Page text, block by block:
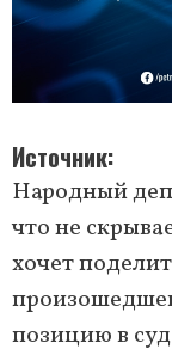
Источник
Народный
что не
хочет
позицию в